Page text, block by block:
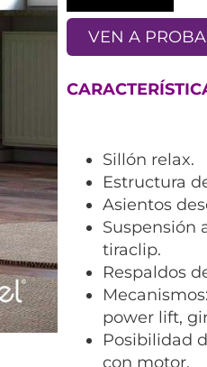
VEN A
Sillón relax.
Estructura
Asientos
Suspensión
tiraclip.
Respaldos
power lift,
Posibilidad
con motor.